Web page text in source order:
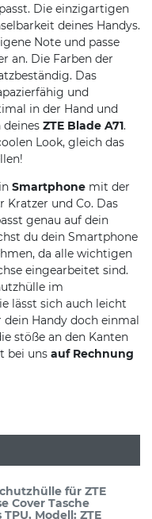
Die einzigartigen
deines Handys.
Note und passe
an. Die Farben der
Das
und
in der Hand und
ZTE Blade A71.
Look, gleich das
Smartphone mit der
Kratzer und Co. Das
genau auf dein
du dein Smartphone
da alle wichtigen
eingearbeitet sind.
im
lässt sich auch leicht
Handy doch einmal
stöße an den Kanten
bei uns auf Rechnung
für ZTE
Cover Tasche
TPU, Modell: ZTE